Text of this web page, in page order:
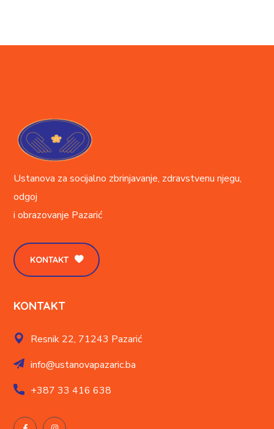
Ustanova za socijalno zbrinjavanje, zdravstvenu njegu,
odgoj
i obrazovanje Pazarić
KONTAKT
KONTAKT
Resnik 22, 71243 Pazarić
info@ustanovapazaric.ba
+38733 416 638